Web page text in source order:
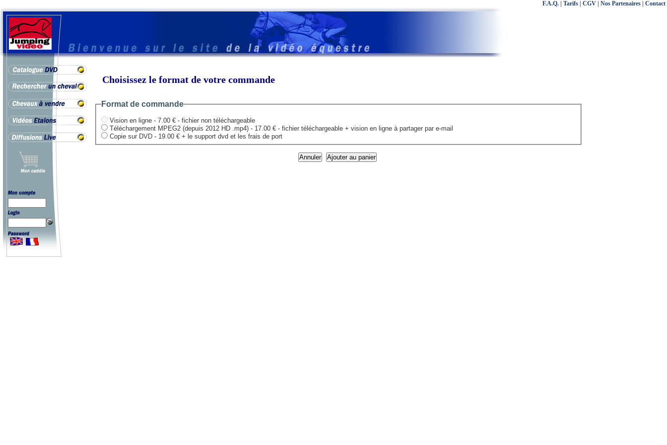
F.A.Q. Tarifs CGV Nos Partenaires Contact
Choisissez le format de votre commande
Format de commande
Vision en ligne - 7.00 € - fichier non téléchargeable
Téléchargement MPEG2 (depuis 2012 HD .mp4) - 17.00 € - fichier téléchargeable + vision en ligne à partager par e-mail
Copie sur DVD - 19.00 € + le support dvd et les frais de port